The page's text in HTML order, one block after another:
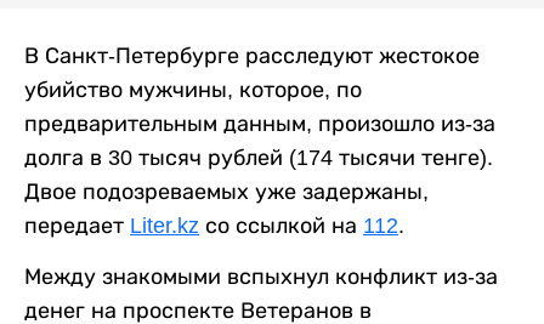
В Санкт-Петербурге расследуют жестокое
убийство мужчины, которое, по
предварительным данным, произошло из-за
долга в 30 тысяч рублей (174 тысячи тенге).
Двое подозреваемых уже задержаны,
передает Liter.kz со ссылкой на 112.
Между знакомыми вспыхнул конфликт из-за
денег на проспекте Ветеранов в